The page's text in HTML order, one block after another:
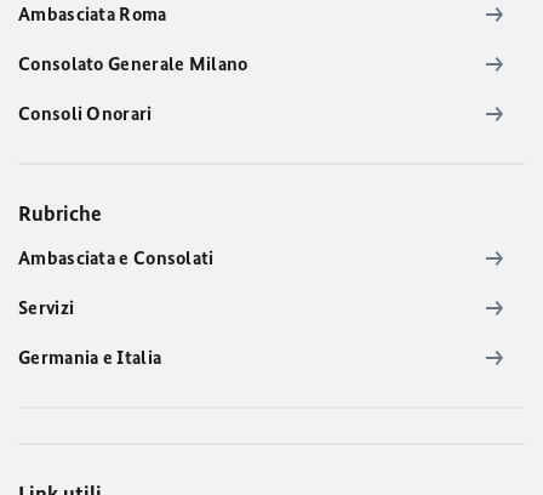
Ambasciata Roma
Consolato Generale Milano
Consoli Onorari
Rubriche
Ambasciata e Consolati
Servizi
Germania e Italia